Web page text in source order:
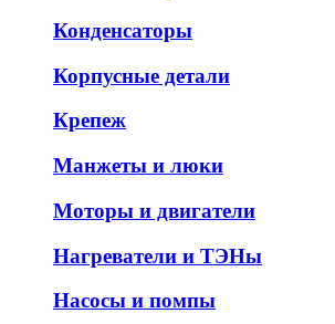
Конденсаторы
Корпусные детали
Крепеж
Манжеты и люки
Моторы и двигатели
Нагреватели и ТЭНы
Насосы и помпы